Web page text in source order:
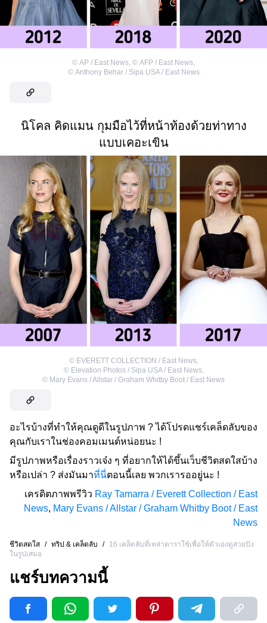
© AP / East News, © AFP / East News,
© Anthony Behar / Sipa USA / East News
นิโคล คิดแมน กุมมือไว้ที่หน้าท้องด้วยท่าทาง
แบบเคอะเขิน
© EVERETT COLLECTION / East News,
© Elevation Photos / Sipa USA / East News,
© Mary Evans / Allstar / Graham Whitby Boot / East News
อะไรบ้างที่ทำให้คุณดูดีในรูปภาพ ? ได้โปรดแชร์เคล็ดลับของ
คุณกับเราในช่องคอมเมนต์หน่อยนะ !
มีรูปภาพหรือเรื่องราวเจ๋ง ๆ ที่อยากให้ได้ขึ้นเว็บชีวิตสดใสบ้าง
หรือเปล่า ? ส่งมันมาที่นี่ตอนนี้เลย พวกเรารออยู่นะ !
เครดิตภาพพรีวิว Ray Tamarra / Everett Collection / East
News, Mary Evans / Allstar / Graham Whitby Boot / East
News
ชีวิตสดใส / ทริป & เคล็ดลับ /
16 เคล็ดลับที่เหล่าดาราใช้เพื่อให้ตัวเองดูสวยปัง
ในรูปเสมอ
แชร์บทความนี้